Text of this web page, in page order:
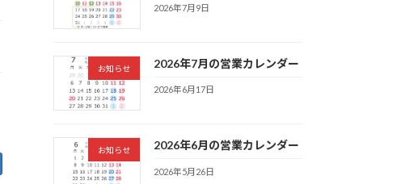
2026年7月9日
お知らせ 2026年7月の営業カレンダー
2026年6月17日
お知らせ 2026年6月の営業カレンダー
2026年5月26日